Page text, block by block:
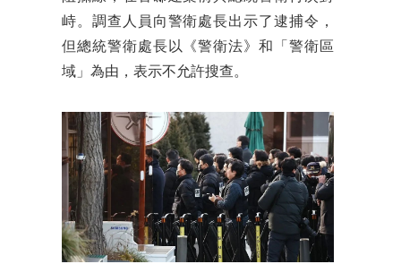
峙。調查人員向警衛處長出示了逮捕令，
但總統警衛處長以《警衛法》和「警衛區
域」為由，表示不允許搜查。